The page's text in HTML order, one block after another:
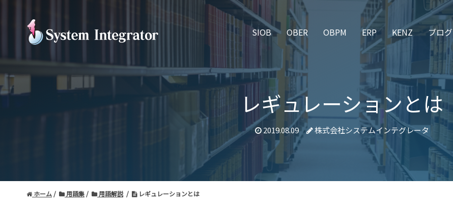
SIOB OBER OBPM ERP KENZ ブログ
レギュレーションとは
2019.08.09 株式会社システムインテグレータ
ホーム 用語集 用語解説 レギュレーションとは